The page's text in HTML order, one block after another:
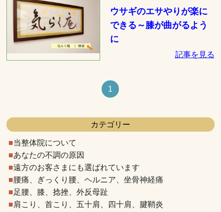
ウサギのエサやりが楽に
できる～膝が曲がるよう
に
記事を見る
1
カテゴリー
当整体院について
あなたの不調の原因
遠方のお客さまにも選ばれています
腰痛、ぎっくり腰、ヘルニア、坐骨神経痛
足腰、膝、捻挫、外反母趾
肩こり、首こり、五十肩、四十肩、腱鞘炎